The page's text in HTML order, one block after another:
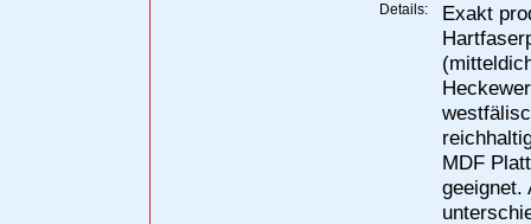
Details:
Exakt
MDF
geeignet.